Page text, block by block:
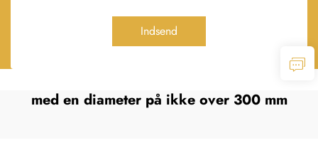
Indsend
med en diameter på ikke over 300 mm